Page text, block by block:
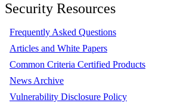
Security Resources
Frequently Asked Questions
Articles and White Papers
Common Criteria Certified Products
News Archive
Vulnerability Disclosure Policy